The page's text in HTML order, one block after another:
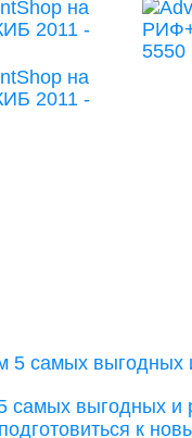
самых выгодных и